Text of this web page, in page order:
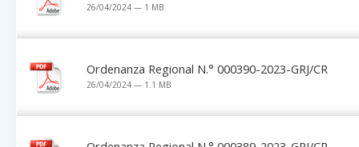
26/04/2024 — 1 MB
Ordenanza Regional N.° 000390-2023-GRJ/CR
26/04/2024 — 1.1 MB